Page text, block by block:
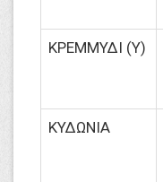
ΚΡΕΜΜΥΔΙ (Υ)
ΚΥΔΩΝΙΑ